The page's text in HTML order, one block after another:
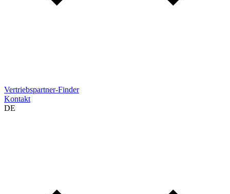
Vertriebspartner-Finder
Kontakt
DE